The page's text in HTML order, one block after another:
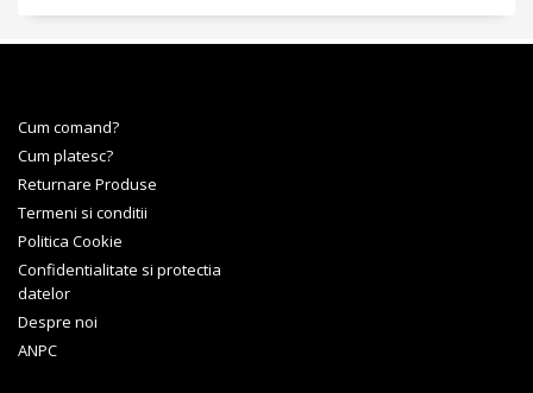
Cum comand?
Cum platesc?
Returnare Produse
Termeni si conditii
Politica Cookie
Confidentialitate si protectia
datelor
Despre noi
ANPC